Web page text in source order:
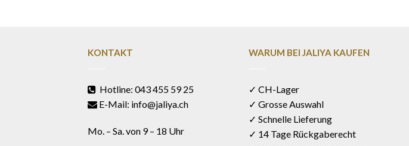
KONTAKT
Hotline: 043 455 59 25
E-Mail: info@jaliya.ch
Mo. – Sa. von 9 – 18 Uhr
WARUM BEI JALIYA KAUFEN
✓ CH-Lager
✓ Grosse Auswahl
✓ Schnelle Lieferung
✓ 14 Tage Rückgaberecht